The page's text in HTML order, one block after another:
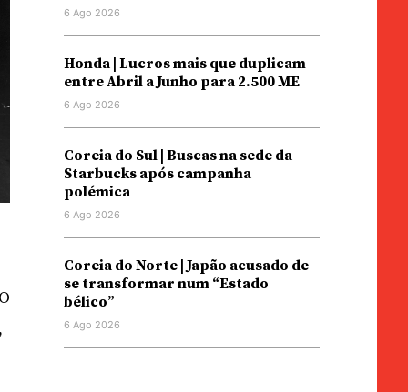
6 Ago 2026
Honda | Lucros mais que duplicam
entre Abril a Junho para 2.500 ME
6 Ago 2026
Coreia do Sul | Buscas na sede da
Starbucks após campanha
polémica
6 Ago 2026
Coreia do Norte | Japão acusado de
se transformar num “Estado
bélico”
6 Ago 2026